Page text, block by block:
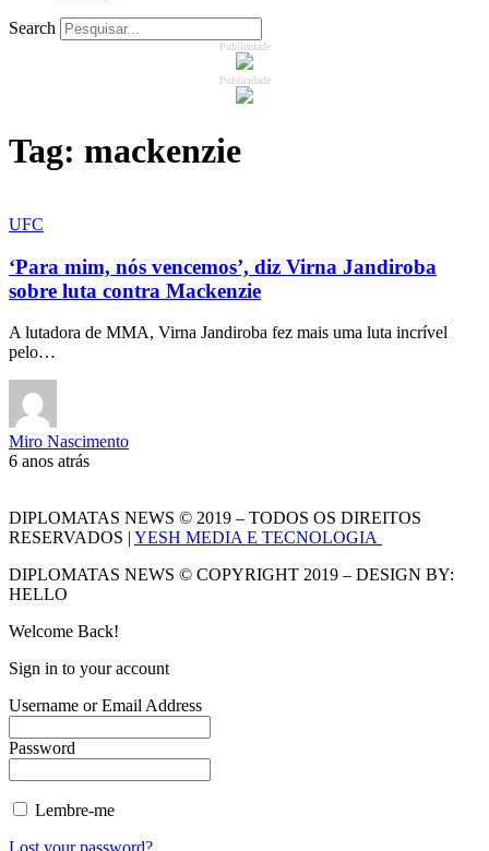
Search
Publicidade
Publicidade
Tag: mackenzie
UFC
‘Para mim, nós vencemos’, diz Virna Jandiroba
sobre luta contra Mackenzie
A lutadora de MMA, Virna Jandiroba fez mais uma luta incrível
pelo…
Miro Nascimento
6 anos atrás
DIPLOMATAS NEWS © 2019 – TODOS OS DIREITOS
RESERVADOS | YESH MEDIA E TECNOLOGIA
DIPLOMATAS NEWS © COPYRIGHT 2019 – DESIGN BY:
HELLO
Welcome Back!
Sign in to your account
Username or Email Address
Password
Lembre-me